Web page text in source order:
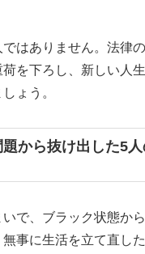
はありません。法律
を下ろし、新しい人
ょう。
題から抜け出した5
で、ブラック状態から
事に生活を立て直し